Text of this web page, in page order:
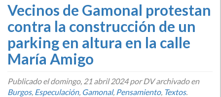
Vecinos de Gamonal protestan
contra la construcción de un
parking en altura en la calle
María Amigo
Publicado eldomingo, 21 abril 2024por DV archivado en
Burgos, Especulación, Gamonal, Pensamiento, Textos.